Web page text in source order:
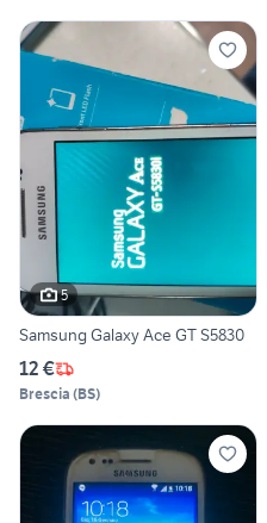
5
Samsung Galaxy Ace GT S5830
12 €
Brescia (BS)